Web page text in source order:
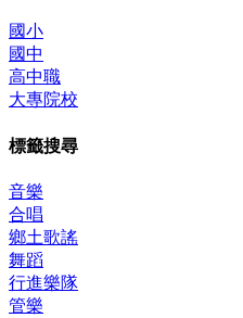
國小
國中
高中職
大專院校
標籤搜尋
音樂
合唱
鄉土歌謠
舞蹈
行進樂隊
管樂